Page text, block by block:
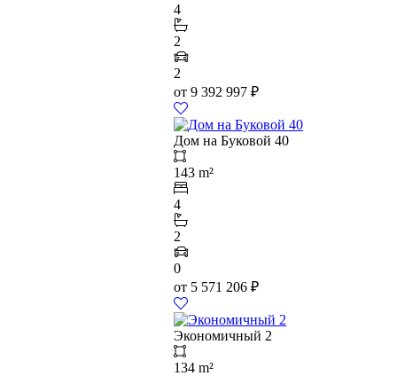
4
2
2
от 9 392 997 ₽
Дом на Буковой 40
143 m²
4
2
0
от 5 571 206 ₽
Экономичный 2
134 m²